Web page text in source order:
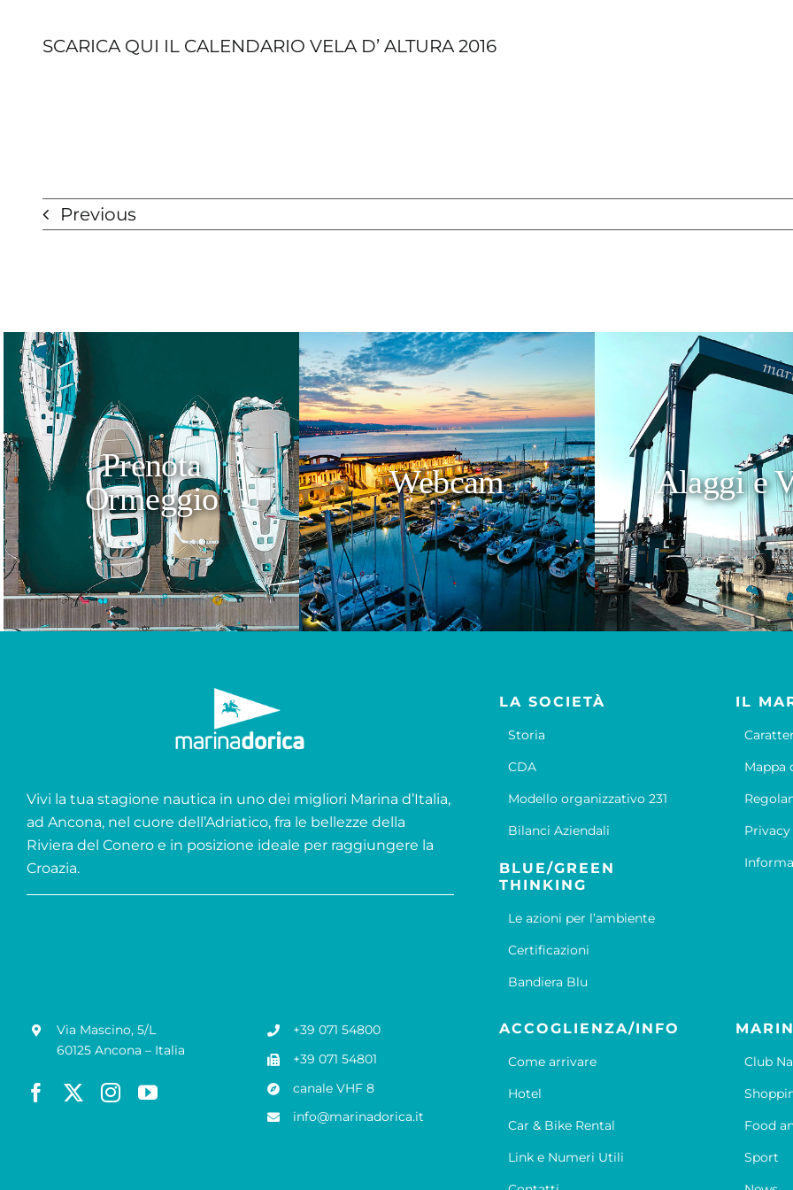
SCARICA QUI IL CALENDARIO VELA D’ ALTURA 2016
Previous
Prenota
Ormeggio
Webcam Alaggi e
Vivi la tua stagione nautica in uno dei migliori Marina d’Italia,
ad Ancona, nel cuore dell’Adriatico, fra le bellezze della
Riviera del Conero e in posizione ideale per raggiungere la
Croazia.
LA SOCIETÀ
Storia
CDA
Modello organizzativo 231
Bilanci Aziendali
BLUE/GREEN
THINKING
Le azioni per l’ambiente
Certificazioni
Bandiera Blu
IL
Mappa
Via Mascino, 5/L
60125 Ancona – Italia
+39 071 54800
+39 071 54801
canale VHF 8
info@marinadorica.it
ACCOGLIENZA/INFO
Come arrivare
Hotel
Car & Bike Rental
Link e Numeri Utili
Club
Food
Sport